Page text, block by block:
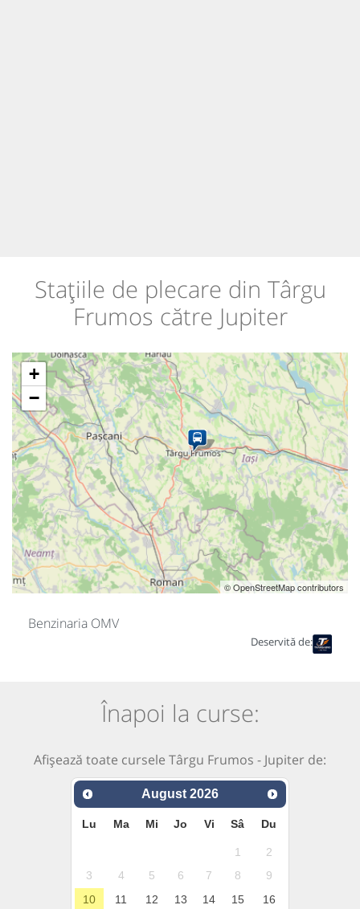
Stațiile de plecare din Târgu
Frumos către Jupiter
+
−
© OpenStreetMap contributors
Benzinaria OMV
Deservită de:
Înapoi la curse:
Afișează toate cursele Târgu Frumos - Jupiter de:
August 2026
Lu Ma Mi Jo Vi Sâ Du
1
2
3
4 5 6 7 8
9
10
11 12 13 14 15
16